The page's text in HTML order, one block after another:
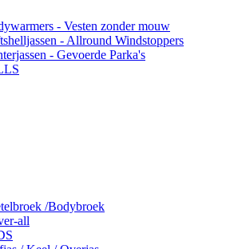
- Vesten zonder mouw
- Allround Windstoppers
- Gevoerde Parka's
/Bodybroek
all